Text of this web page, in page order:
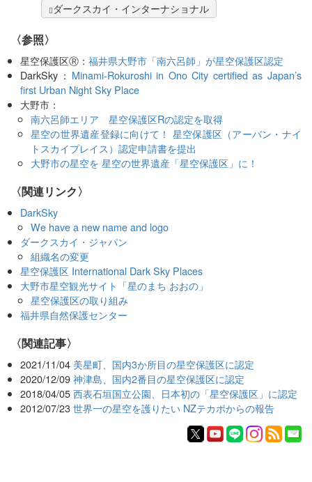
ダークスカイ・インターナショナル
〈参照〉
星空保護区Ⓡ：福井県大野市「南六呂師」が星空保護区認定
DarkSky： Minami-Rokuroshi in Ono City certified as Japan’s
first Urban Night Sky Place
大野市：
南六呂師エリア 星空保護区Rの認定を取得
星空の世界遺産登録に向けて！ 星空保護区（アーバン・ナイ
トスカイプレイス）認定申請書を提出
大野市の星空を 星空の世界遺産「星空保護区」に！
〈関連リンク〉
DarkSky
We have a new name and logo
ダークスカイ・ジャパン
組織名の変更
星空保護区 International Dark Sky Places
大野市星空観光サイト「星のまち おおの」
星空保護区の取り組み
福井県自然保護センター
関連記事
2021/11/04 美星町、国内3か所目の星空保護区に認定
2020/12/09 神津島、国内2番目の星空保護区に認定
2018/04/05 西表石垣国立公園、日本初の「星空保護区」に認定
2012/07/23 世界一の星空を護りたい NZテカポからの報告